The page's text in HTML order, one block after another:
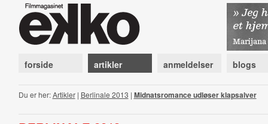
forside artikler anmeldelser blogs
Du er her:Artikler| Berlinale 2013 | Midnatsromance udløser klapsalver